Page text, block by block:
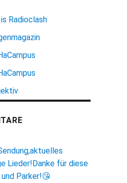
Radioclash
Lieder!Danke für diese
Parker!😘